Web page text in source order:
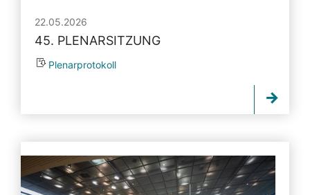
22.05.2026
45. PLENARSITZUNG
Plenarprotokoll